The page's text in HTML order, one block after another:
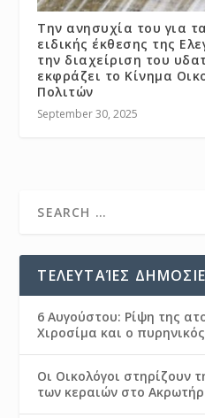
Την ανησυχία του για
ειδικής έκθεσης της
την διαχείριση του
εκφράζει το Κίνημα
Πολιτών
September 30, 2025
ΤΕΛΕΥΤΑΊΕΣ
6 Αυγούστου: Ρίψη της
Χιροσίμα και ο
Οι Οικολόγοι στηρίζουν
των κεραιών στο